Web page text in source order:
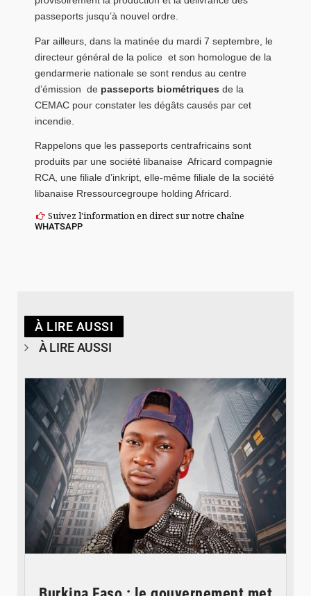
passeports jusqu’à nouvel ordre.
Par ailleurs, dans la matinée du mardi 7 septembre, le
directeur général de la police et son homologue de la
gendarmerie nationale se sont rendus au centre
d’émission de passeports biométriques de la
CEMAC pour constater les dégâts causés par cet
incendie.
Rappelons que les passeports centrafricains sont
produits par une société libanaise Africard compagnie
RCA, une filiale d’inkript, elle-même filiale de la société
libanaise Rressourcegroupe holding Africard.
Suivez l'information en direct sur notre chaîne
WHATSAPP
À LIRE AUSSI
À LIRE AUSSI